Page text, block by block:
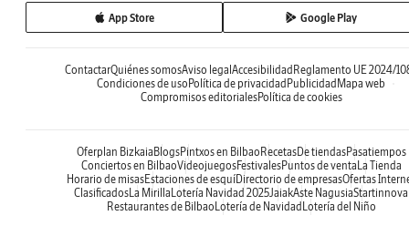
App Store Google Play
ContactarQuiénes somosAviso legal Accesibilidad Reglamento UE 2024/
Condiciones de uso Política de privacidad Publicidad Mapa web
Compromisos editorialesPolítica de cookies
Oferplan Bizkaia BlogsPintxos en Bilbao RecetasDe tiendasPasatiempos
Conciertos en BilbaoVideojuegosFestivalesPuntos de venta La Tienda
Horario de misasEstaciones de esquíDirectorio de empresasOfertas
ClasificadosLa Mirilla Lotería Navidad 2025JaiakAste NagusiaStartinnova
Restaurantes de Bilbao Lotería de Navidad Lotería del Niño